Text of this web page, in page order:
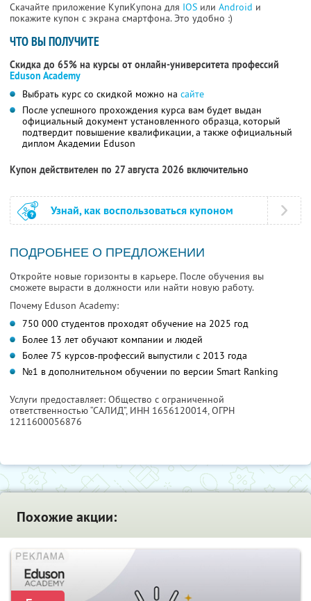
Скачайте приложение КупиКупона для IOS или Android и
покажите купон с экрана смартфона. Это удобно :)
ЧТО ВЫ ПОЛУЧИТЕ
Скидка до 65% на курсы от онлайн-университета профессий
Eduson Academy
Выбрать курс со скидкой можно на сайте
После успешного прохождения курса вам будет выдан
официальный документ установленного образца, который
подтвердит повышение квалификации, а также официальный
диплом Академии Eduson
Купон действителен по 27 августа 2026 включительно
Узнай, как воспользоваться купоном
ПОДРОБНЕЕ О ПРЕДЛОЖЕНИИ
Откройте новые горизонты в карьере. После обучения вы
сможете вырасти в должности или найти новую работу.
Почему Eduson Academy:
750 000 студентов проходят обучение на 2025 год
Более 13 лет обучают компании и людей
Более 75 курсов-профессий выпустили с 2013 года
№1 в дополнительном обучении по версии Smart Ranking
Услуги предоставляет: Общество с ограниченной
ответственностью “САЛИД”, ИНН 1656120014, ОГРН
1211600056876
Похожие акции: